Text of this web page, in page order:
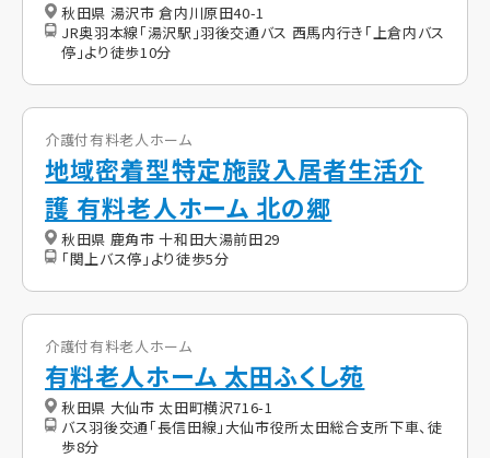
秋田県 湯沢市 倉内川原田40-1
JR奥羽本線「湯沢駅」羽後交通バス 西馬内行き「上倉内バス
停」より徒歩10分
介護付有料老人ホーム
地域密着型特定施設入居者生活介
護 有料老人ホーム 北の郷
秋田県 鹿角市 十和田大湯前田29
「関上バス停」より徒歩5分
介護付有料老人ホーム
有料老人ホーム 太田ふくし苑
秋田県 大仙市 太田町横沢716-1
バス羽後交通「長信田線」大仙市役所太田総合支所下車、徒
歩8分